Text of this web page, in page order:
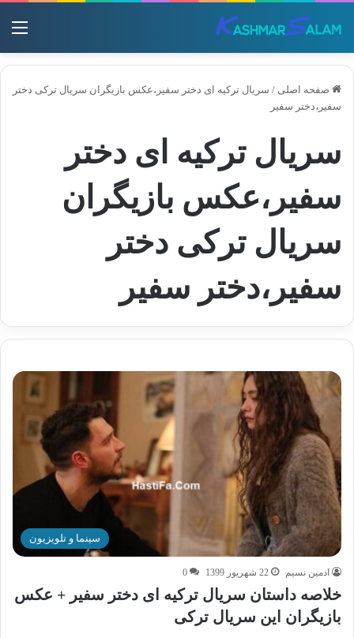
صفحه اصلی / سریال ترکیه ای دختر سفیر،عکس بازیگران سریال ترکی دختر
سفیر،دختر سفیر
سریال ترکیه ای دختر
سفیر،عکس بازیگران
سریال ترکی دختر
سفیر،دختر سفیر
سینما و تلویزیون
ادمین نسیم 22 شهریور 1399 0
خلاصه داستان سریال ترکیه ای دختر سفیر + عکس
بازیگران این سریال ترکی